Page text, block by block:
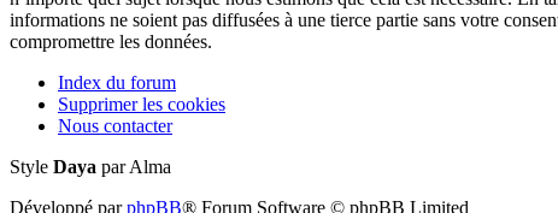
informations ne soient pas diffusées à une tierce partie sans votre
compromettre les données.
Index du forum
Supprimer les cookies
Nous contacter
Style Daya par Alma
Développé parphpBB® Forum Software © phpBB Limited